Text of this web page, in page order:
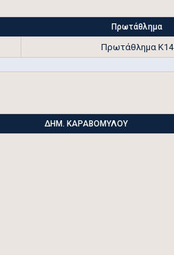
Πρωτάθλημα
Πρωτάθλημα Κ14
ΔΗΜ. ΚΑΡΑΒΟΜΥΛΟΥ